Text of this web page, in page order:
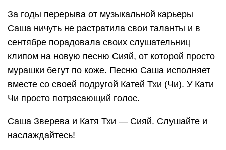
За годы перерыва от музыкальной карьеры
Саша ничуть не растратила свои таланты и в
сентябре порадовала своих слушательниц
клипом на новую песню Сияй, от которой просто
мурашки бегут по коже. Песню Саша исполняет
вместе со своей подругой Катей Тхи (Чи). У Кати
Чи просто потрясающий голос.
Саша Зверева и Катя Тхи — Сияй. Слушайте и
наслаждайтесь!